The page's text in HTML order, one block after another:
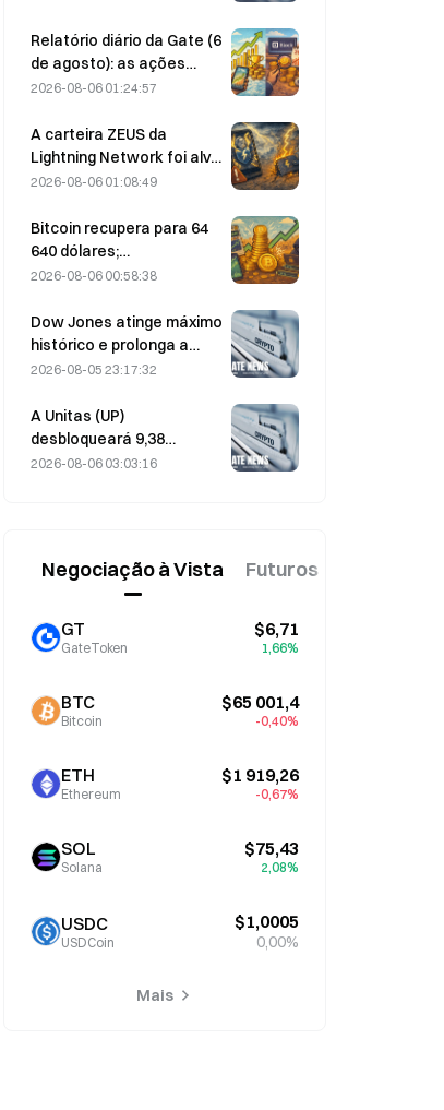
apenas 2%
Relatório diário da Gate (6
de agosto): as ações
preferenciais STRC da
forte recuperação; a
Block revê em alta as
previsões para o exercício
2026-08-06 01:24:57
A carteira ZEUS da
Lightning Network foi alvo
de um ataque e está
a equipa oficial afirma que
os fundos dos
utilizadores não foram
2026-08-06 01:08:49
Bitcoin recupera para 64
640 dólares;
vulnerabilidade da
ativas a um novo máximo
de três meses
2026-08-06 00:58:38
Dow Jones atinge máximo
histórico e prolonga a
subida pelo quinto dia
negociações noturnas;
investimento em IA
impulsiona ganhos
2026-08-05 23:17:32
A Unitas (UP)
desbloqueará 9,38
milhões de tokens no
2026-08-06 03:03:16
Negociação à Vista Futuros
GT
GateToken
$6,71
1,66%
BTC
Bitcoin
$65 001,4
-0,40%
ETH
Ethereum
$1 919,26
-0,67%
SOL
Solana
$75,43
2,08%
USDC
USDCoin
$1,0005
0,00%
Mais